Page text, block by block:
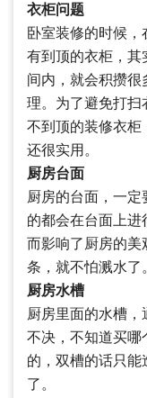
衣柜问题
卧室装修的时候
有到顶的衣柜，其
间内，就会积攒
理。为了避免打扫
不到顶的装修衣柜
还很实用。
厨房台面
厨房的台面，一
的都会在台面上进
而影响了厨房的美
条，就不怕溅水了。
厨房水槽
厨房里面的水槽
不决，不知道买哪
的，双槽的话只
了。